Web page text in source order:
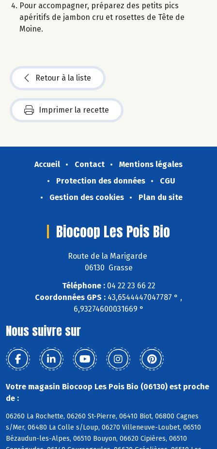
Pour accompagner, préparez des petits pics
apéritifs de jambon cru et rosettes de Tête de
Moine.
Retour à la liste
Imprimer la recette
Accueil Contact
Mentions légales
Protection des données
CGU
Gestion des cookies
Plan du site
Biocoop Les Pois Bio
Route de la Marigarde
06130 Grasse
Téléphone :04 22 23 66 22
Coordonnées GPS : 43,6544447047787 ° ,
6,93274600031669 °
Nous suivre sur
Votre magasin Biocoop Les Pois Bio (06130) est proche
de :
06260 La Rochette, 06260 St-Pierre, 06410 Biot, 06800 Cagnes
s/Mer, 06480 La Colle s/Loup, 06270 Villeneuve-Loubet, 06510
Bézaudun-les-Alpes, 06510 Bouyon, 06620 Cipières, 06510